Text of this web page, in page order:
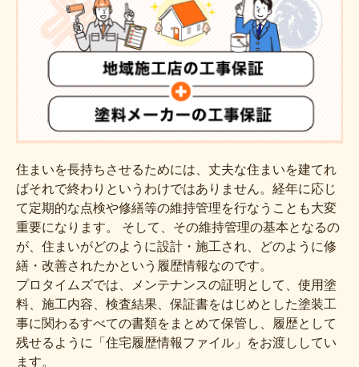
住まいを長持ちさせるためには、丈夫な住まいを建てれ
ばそれで終わりというわけではありません。経年に応じ
て定期的な点検や修繕等の維持管理を行なうことも大変
重要になります。 そして、その維持管理の基本となるの
が、住まいがどのように設計・施工され、どのように修
繕・改善されたかという履歴情報なのです。
プロタイムズでは、メンテナンスの証明として、使用塗
料、施工内容、検査結果、保証書をはじめとした塗装工
事に関わるすべての書類をまとめて保管し、履歴として
残せるように「住宅履歴情報ファイル」をお渡ししてい
ます。